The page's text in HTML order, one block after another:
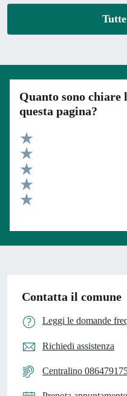
Quanto sono
questa pagina?
Valuta 5 stelle su 5
Valuta 4 stelle su 5
Valuta 3 stelle su 5
Valuta 2 stelle su 5
Contatta il comune
Leggi le domande
Richiedi assistenza
Centralino